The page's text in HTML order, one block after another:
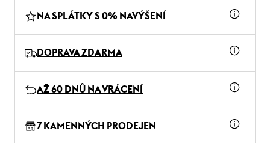
NA SPLÁTKY S 0% NAVÝŠENÍ
DOPRAVA ZDARMA
AŽ 60 DNŮ NA VRÁCENÍ
7 KAMENNÝCH PRODEJEN